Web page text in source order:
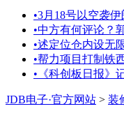
•3月18号以空袭
•中方有何评论？
•述定位仓内设无
•帮力项目打制铁
• 《科创板日报》
JDB电子·官方网站 > 装